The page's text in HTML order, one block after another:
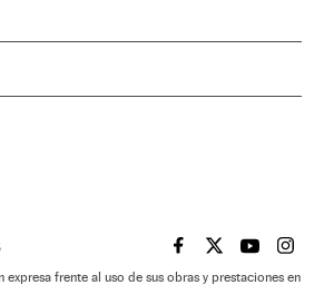
EL PAÍS BRASIL EN
EL PAÍSEL PAÍS
EL
expresa frente al uso de sus obras y prestaciones en